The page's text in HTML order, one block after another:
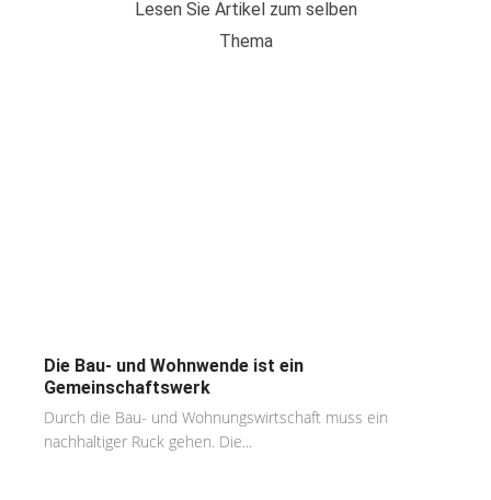
Lesen Sie Artikel zum selben
Thema
Die Bau- und Wohnwende ist ein
Gemeinschaftswerk
Durch die Bau- und Wohnungswirtschaft muss ein
nachhaltiger Ruck gehen. Die...